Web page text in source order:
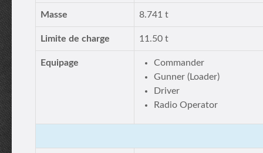
Masse 8.741 t
Limite de charge 11.50 t
Equipage
Commander
Gunner (Loader)
Driver
Radio Operator